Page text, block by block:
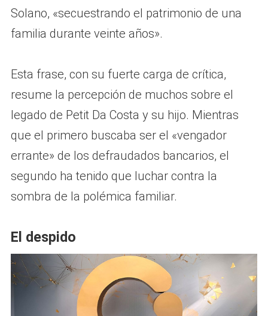
Solano, «secuestrando el patrimonio de una
familia durante veinte años».
Esta frase, con su fuerte carga de crítica,
resume la percepción de muchos sobre el
legado de Petit Da Costa y su hijo. Mientras
que el primero buscaba ser el «vengador
errante» de los defraudados bancarios, el
segundo ha tenido que luchar contra la
sombra de la polémica familiar.
El despido